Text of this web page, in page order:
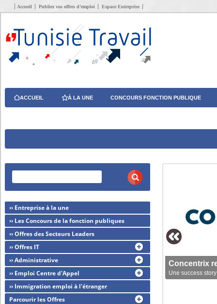
Accueil Publiez vos offres d’emploi Espace Entreprise
ACCUEIL À LA UNE CONCOURS FONCTION PUBLIQUE
Concentrix
Une success
›› Entreprise à la une
›› Les Concours de la fonction publiques
›› Offres des Secteurs Leaders
›› Offres IT
›› Administrative
›› Emploi Centre d'Appel
›› Immigration emploi à l'étranger
Parcourir les Offres